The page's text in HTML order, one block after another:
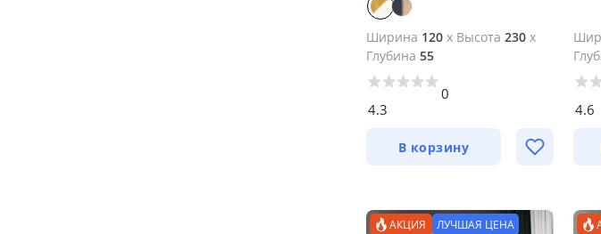
Ширина 120 x Высота 230 x
Глубина 55
4.3
0
В корзину
4.6
АКЦИЯ ЛУЧШАЯ ЦЕНА